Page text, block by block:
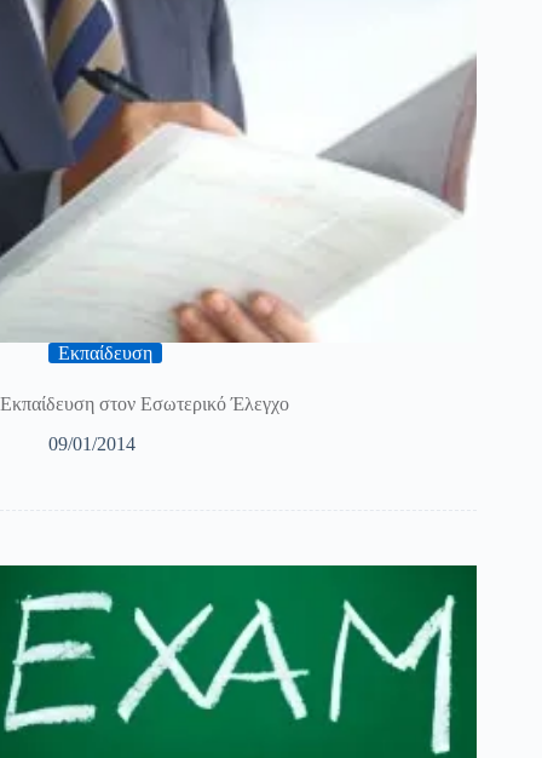
Εκπαίδευση
Εκπαίδευση στον Εσωτερικό Έλεγχο
09/01/2014